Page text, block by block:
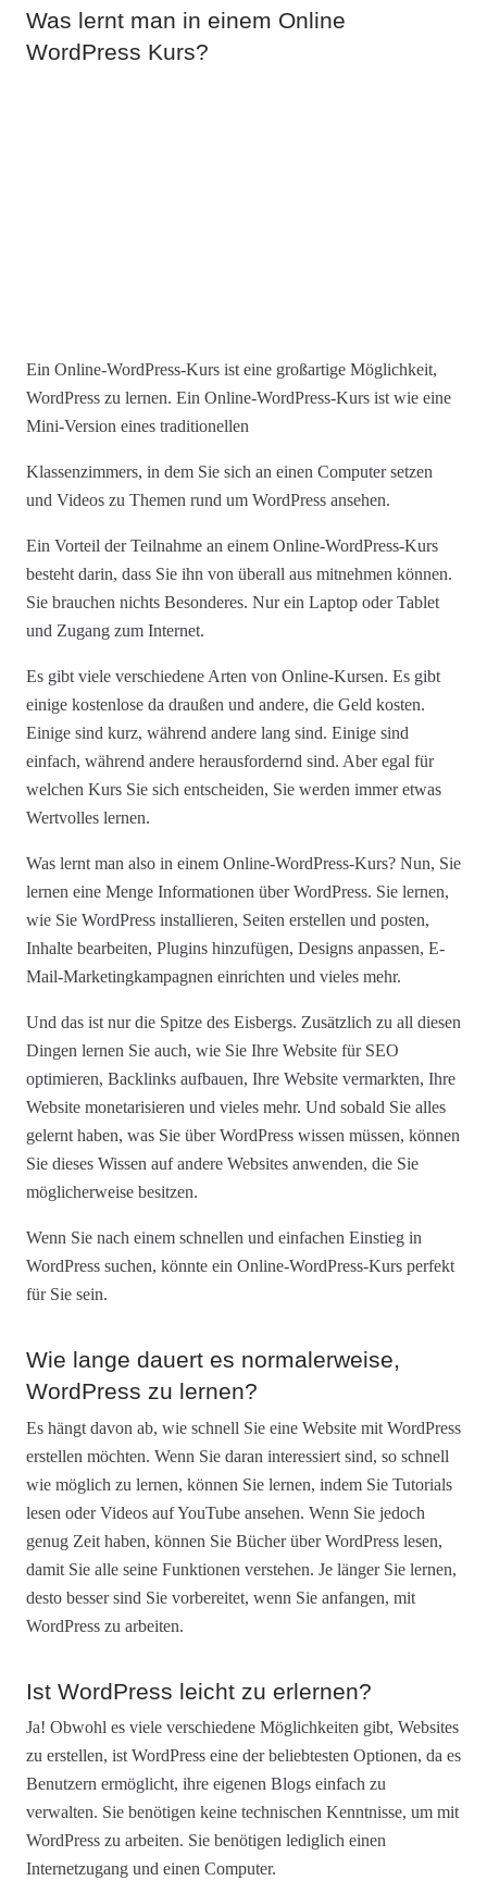
Was lernt man in einem Online
WordPress Kurs?
Ein Online-WordPress-Kurs ist eine großartige Möglichkeit,
WordPress zu lernen. Ein Online-WordPress-Kurs ist wie eine
Mini-Version eines traditionellen
Klassenzimmers, in dem Sie sich an einen Computer setzen
und Videos zu Themen rund um WordPress ansehen.
Ein Vorteil der Teilnahme an einem Online-WordPress-Kurs
besteht darin, dass Sie ihn von überall aus mitnehmen können.
Sie brauchen nichts Besonderes. Nur ein Laptop oder Tablet
und Zugang zum Internet.
Es gibt viele verschiedene Arten von Online-Kursen. Es gibt
einige kostenlose da draußen und andere, die Geld kosten.
Einige sind kurz, während andere lang sind. Einige sind
einfach, während andere herausfordernd sind. Aber egal für
welchen Kurs Sie sich entscheiden, Sie werden immer etwas
Wertvolles lernen.
Was lernt man also in einem Online-WordPress-Kurs? Nun, Sie
lernen eine Menge Informationen über WordPress. Sie lernen,
wie Sie WordPress installieren, Seiten erstellen und posten,
Inhalte bearbeiten, Plugins hinzufügen, Designs anpassen, E-
Mail-Marketingkampagnen einrichten und vieles mehr.
Und das ist nur die Spitze des Eisbergs. Zusätzlich zu all diesen
Dingen lernen Sie auch, wie Sie Ihre Website für SEO
optimieren, Backlinks aufbauen, Ihre Website vermarkten, Ihre
Website monetarisieren und vieles mehr. Und sobald Sie alles
gelernt haben, was Sie über WordPress wissen müssen, können
Sie dieses Wissen auf andere Websites anwenden, die Sie
möglicherweise besitzen.
Wenn Sie nach einem schnellen und einfachen Einstieg in
WordPress suchen, könnte ein Online-WordPress-Kurs perfekt
für Sie sein.
Wie lange dauert es normalerweise,
WordPress zu lernen?
Es hängt davon ab, wie schnell Sie eine Website mit WordPress
erstellen möchten. Wenn Sie daran interessiert sind, so schnell
wie möglich zu lernen, können Sie lernen, indem Sie Tutorials
lesen oder Videos auf YouTube ansehen. Wenn Sie jedoch
genug Zeit haben, können Sie Bücher über WordPress lesen,
damit Sie alle seine Funktionen verstehen. Je länger Sie lernen,
desto besser sind Sie vorbereitet, wenn Sie anfangen, mit
WordPress zu arbeiten.
Ist WordPress leicht zu erlernen?
Ja! Obwohl es viele verschiedene Möglichkeiten gibt, Websites
zu erstellen, ist WordPress eine der beliebtesten Optionen, da es
Benutzern ermöglicht, ihre eigenen Blogs einfach zu
verwalten. Sie benötigen keine technischen Kenntnisse, um mit
WordPress zu arbeiten. Sie benötigen lediglich einen
Internetzugang und einen Computer.